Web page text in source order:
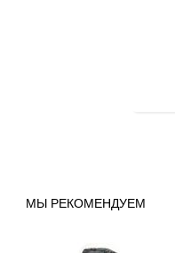
МЫ РЕКОМЕНДУЕМ